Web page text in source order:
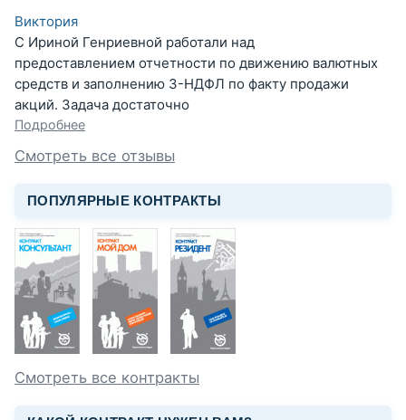
Виктория
С Ириной Генриевной работали над
предоставлением отчетности по движению валютных
средств и заполнению 3-НДФЛ по факту продажи
акций. Задача достаточно
Подробнее
Смотреть все отзывы
ПОПУЛЯРНЫЕ КОНТРАКТЫ
Смотреть все контракты